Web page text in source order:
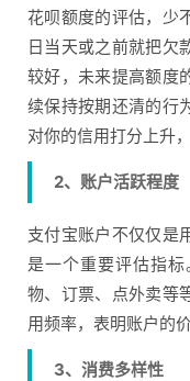
花呗额度的评估，少
日当天或之前就把欠
较好，未来提高额度
续保持按期还清的行
对你的信用打分上升
2、账户活跃程度
支付宝账户不仅仅是
是一个重要评估指
物、订票、点外卖等
用频率，表明账户的
3、消费多样性